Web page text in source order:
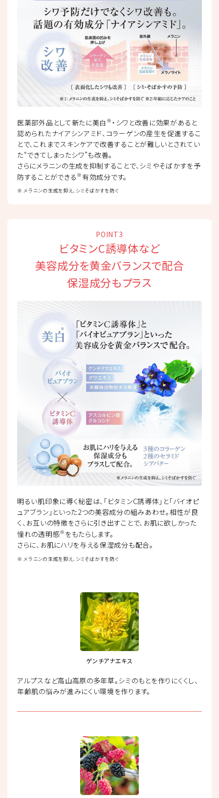
医薬部外品として新たに美白 ※ ・シワと改善に効果があると
認められたナイアシンアミド、コラーゲンの産生を促進するこ
とで、これまでスキンケアで改善することが難しいとされてい
た“できてしまったシワ”も改善。
さらにメラニンの生成を抑制することで、シミやそばかすを予
防することができる ※ 有効成分です。
※ メラニンの生成を抑え、シミそばかすを防ぐ
POINT3
ビタミンC誘導体など
美容成分を黄金バランスで配合
保湿成分もプラス
明るい肌印象に導く秘密は、「ビタミンC誘導体」と「バイオピ
ュアブラン」といった2つの美容成分の組みあわせ。相性が良
く、お互いの特徴をさらに引き出すことで、お肌に欲しかった
憧れの透明感※ をもたらします。
さらに、お肌にハリを与える保湿成分も配合。
※ メラニンの生成を抑え、シミそばかすを防ぐ
ゲンチアナエキス
アルプスなど高山高原の多年草。シミのもとを作りにくくし、
年齢肌の悩みが進みにくい環境を作ります。